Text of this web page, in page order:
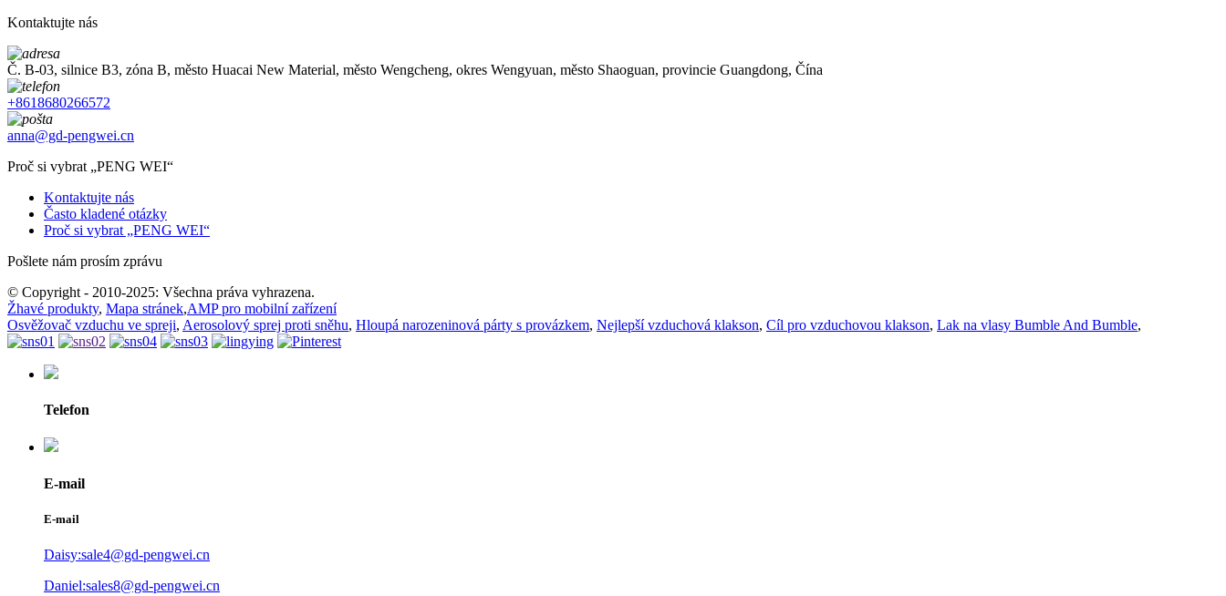
Kontaktujte nás
Č. B-03, silnice B3, zóna B, město Huacai New Material, město Wengcheng, okres Wengyuan, město Shaoguan, provincie Guangdong, Čína
+8618680266572
anna@gd-pengwei.cn
Proč si vybrat „PENG WEI“
Kontaktujte nás
Často kladené otázky
Proč si vybrat „PENG WEI“
Pošlete nám prosím zprávu
© Copyright - 2010-2025: Všechna práva vyhrazena.
Žhavé produkty, Mapa stránek,AMP pro mobilní zařízení
Osvěžovač vzduchu ve spreji, Aerosolový sprej proti sněhu, Hloupá narozeninová párty s provázkem, Nejlepší vzduchová klakson, Cíl pro vzduchovou klakson, Lak na vlasy Bumble And Bumble,
Telefon
E-mail
E-mail
Daisy:sale4@gd-pengwei.cn
Daniel:sales8@gd-pengwei.cn